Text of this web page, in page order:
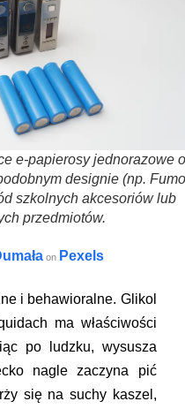
e-papierosy jednorazowe o
designie (np.
szkolnych akcesoriów lub
przedmiotów.
on Pexels
i behawioralne. Glikol
ma właściwości
po ludzku, wysusza
nagle zaczyna pić
się na suchy kaszel,